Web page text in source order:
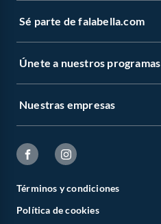
Sé parte de falabella.com
Únete a nuestros programas
Nuestras empresas
Términos y condiciones
Política de cookies